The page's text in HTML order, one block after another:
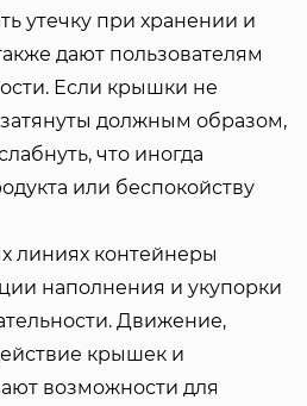
утечку при хранении и
дают пользователям
Если крышки не
должным образом,
что иногда
или беспокойству
линиях контейнеры
наполнения и укупорки
Движение,
крышек и
возможности для